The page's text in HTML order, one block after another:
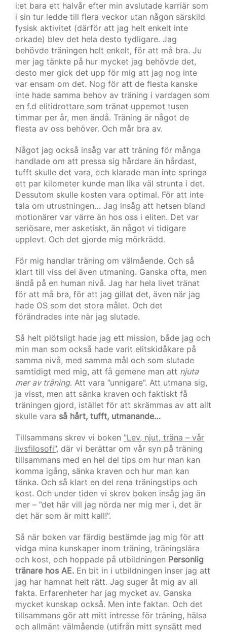
i:et bara ett halvår efter min avslutade karriär som
i sin tur ledde till flera veckor utan någon särskild
fysisk aktivitet (därför att jag helt enkelt inte
orkade) blev det hela desto tydligare. Jag
behövde träningen helt enkelt, för att må bra. Ju
mer jag tänkte på hur mycket jag behövde det,
desto mer gick det upp för mig att jag nog inte
var ensam om det. Nog för att de flesta kanske
inte hade samma behov av träning i vardagen som
en f.d elitidrottare som tränat uppemot tusen
timmar per år, men ändå. Träning är något de
flesta av oss behöver. Och mår bra av.
Något jag också insåg var att träning för många
handlade om att pressa sig hårdare än hårdast,
tufft skulle det vara, och klarade man inte springa
ett par kilometer kunde man lika väl strunta i det.
Dessutom skulle kosten vara optimal. För att inte
tala om utrustningen… Jag insåg att hetsen bland
motionärer var värre än hos oss i eliten. Det var
seriösare, mer asketiskt, än något vi tidigare
upplevt. Och det gjorde mig mörkrädd.
För mig handlar träning om välmående. Och så
klart till viss del även utmaning. Ganska ofta, men
ändå på en human nivå. Jag har hela livet tränat
för att må bra, för att jag gillat det, även när jag
hade OS som det stora målet. Och det
förändrades inte när jag slutade.
Så helt plötsligt hade jag ett mission, både jag och
min man som också hade varit elitskidåkare på
samma nivå, med samma mål och som slutade
samtidigt med mig, att få gemene man att njuta
mer av träning. Att vara ”unnigare”. Att utmana sig,
ja visst, men att sänka kraven och faktiskt få
träningen gjord, istället för att skrämmas av att allt
skulle vara så hårt, tufft, utmanande…
Tillsammans skrev vi boken ”Lev, njut, träna – vår
livsfilosofi”, där vi berättar om vår syn på träning
tillsammans med en hel del tips om hur man kan
komma igång, sänka kraven och hur man kan
tänka. Och så klart en del rena träningstips och
kost. Och under tiden vi skrev boken insåg jag än
mer – ”det här vill jag nörda ner mig mer i, det är
det här som är mitt kall!”.
Så när boken var färdig bestämde jag mig för att
vidga mina kunskaper inom träning, träningslära
och kost, och hoppade på utbildningen Personlig
tränare hos AE. En bit in i utbildningen inser jag att
jag har hamnat helt rätt. Jag suger åt mig av all
fakta. Erfarenheter har jag mycket av. Ganska
mycket kunskap också. Men inte faktan. Och det
tillsammans gör att mitt intresse för träning, hälsa
och allmänt välmående (utifrån mitt synsätt med